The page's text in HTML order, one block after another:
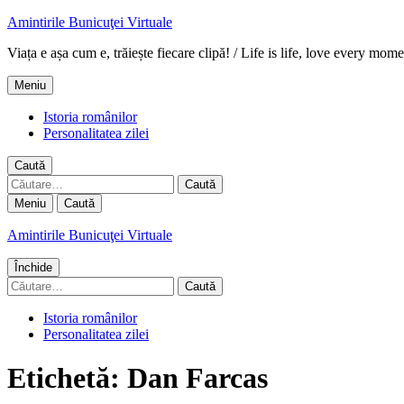
Amintirile Bunicuţei Virtuale
Viața e așa cum e, trăiește fiecare clipă! / Life is life, love every
Meniu
Istoria românilor
Personalitatea zilei
Caută
Caută
după:
Meniu Caută
Amintirile Bunicuţei Virtuale
Închide
Caută
după:
Istoria românilor
Personalitatea zilei
Etichetă: Dan Farcas